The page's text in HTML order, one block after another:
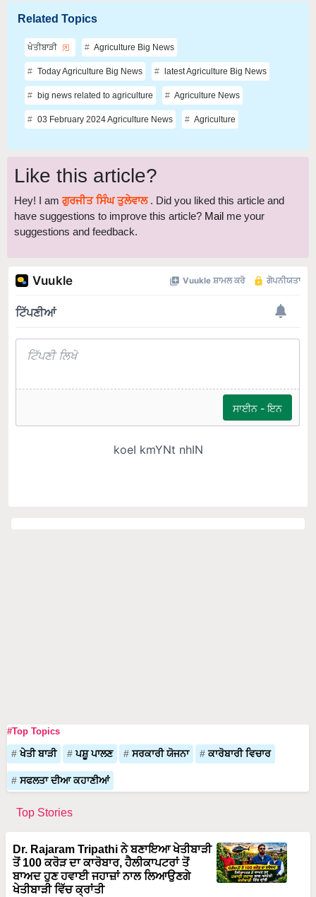
Related Topics
ਖੇਤੀਬਾੜੀ Agriculture Big News
Today Agriculture Big News latest Agriculture Big News
big news related to agriculture Agriculture News
03 February 2024 Agriculture News Agriculture
Like this article?
Hey! I amਗੁਰਜੀਤ ਸਿੰਘ ਤੁਲੇਵਾਲ . Did you liked this article and
have suggestions to improve this article? Mail me your
suggestions and feedback.
#Top Topics
ਖੇਤੀ ਬਾੜੀ ਪਸ਼ੂ ਪਾਲਣ ਸਰਕਾਰੀ ਯੋਜਨਾ ਕਾਰੋਬਾਰੀ ਵਿਚਾਰ
ਸਫਲਤਾ ਦੀਆ ਕਹਾਣੀਆਂ
Top Stories
Dr. Rajaram Tripathi ਨੇ ਬਣਾਇਆ ਖੇਤੀਬਾੜੀ
ਤੋਂ 100 ਕਰੋੜ ਦਾ ਕਾਰੋਬਾਰ, ਹੈਲੀਕਾਪਟਰਾਂ ਤੋਂ
ਬਾਅਦ ਹੁਣ ਹਵਾਈ ਜਹਾਜ਼ਾਂ ਨਾਲ ਲਿਆਉਣਗੇ
ਖੇਤੀਬਾੜੀ ਵਿੱਚ ਕ੍ਰਾਂਤੀ